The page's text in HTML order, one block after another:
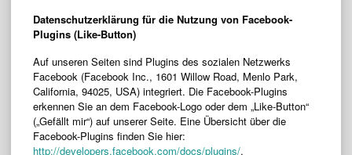
Datenschutzerklärung für die Nutzung von Facebook-
Plugins (Like-Button)
Auf unseren Seiten sind Plugins des sozialen Netzwerks
Facebook (Facebook Inc., 1601 Willow Road, Menlo Park,
California, 94025, USA) integriert. Die Facebook-Plugins
erkennen Sie an dem Facebook-Logo oder dem „Like-Button“
(„Gefällt mir“) auf unserer Seite. Eine Übersicht über die
Facebook-Plugins finden Sie hier:
http://developers.facebook.com/docs/plugins/.